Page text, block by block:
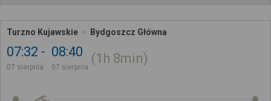
Turzno Kujawskie Bydgoszcz Główna
07:32
07 sierpnia
08:40
07 sierpnia
1h 8min